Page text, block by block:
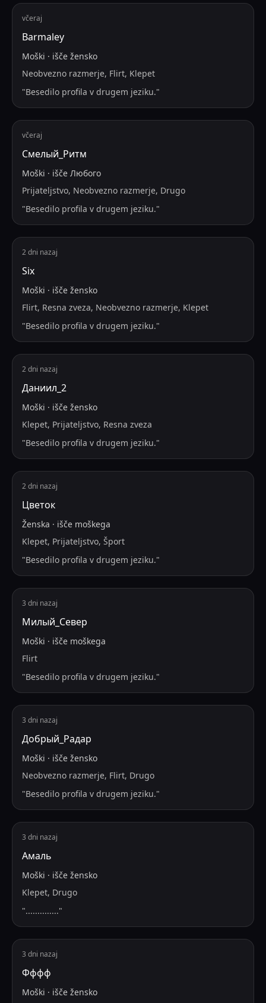
včeraj
Barmaley
Moški · išče žensko
Neobvezno razmerje, Flirt, Klepet
"Besedilo profila v drugem jeziku."
včeraj
Смелый_Ритм
Moški · išče Любого
Prijateljstvo, Neobvezno razmerje, Drugo
"Besedilo profila v drugem jeziku."
2 dni nazaj
Six
Moški · išče žensko
Flirt, Resna zveza, Neobvezno razmerje, Klepet
"Besedilo profila v drugem jeziku."
2 dni nazaj
Даниил_2
Moški · išče žensko
Klepet, Prijateljstvo, Resna zveza
"Besedilo profila v drugem jeziku."
2 dni nazaj
Цветок
Ženska · išče moškega
Klepet, Prijateljstvo, Šport
"Besedilo profila v drugem jeziku."
3 dni nazaj
Милый_Север
Moški · išče moškega
Flirt
"Besedilo profila v drugem jeziku."
3 dni nazaj
Добрый_Радар
Moški · išče žensko
Neobvezno razmerje, Flirt, Drugo
"Besedilo profila v drugem jeziku."
3 dni nazaj
Амаль
Moški · išče žensko
Klepet, Drugo
".............."
3 dni nazaj
Фффф
Moški · išče žensko